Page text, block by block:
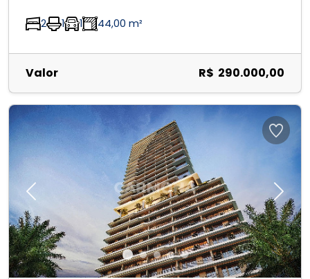
2 1 1 44,00 m²
Valor R$ 290.000,00
Previous Next